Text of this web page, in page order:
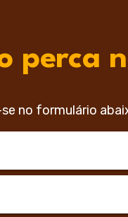
perca
no formulário